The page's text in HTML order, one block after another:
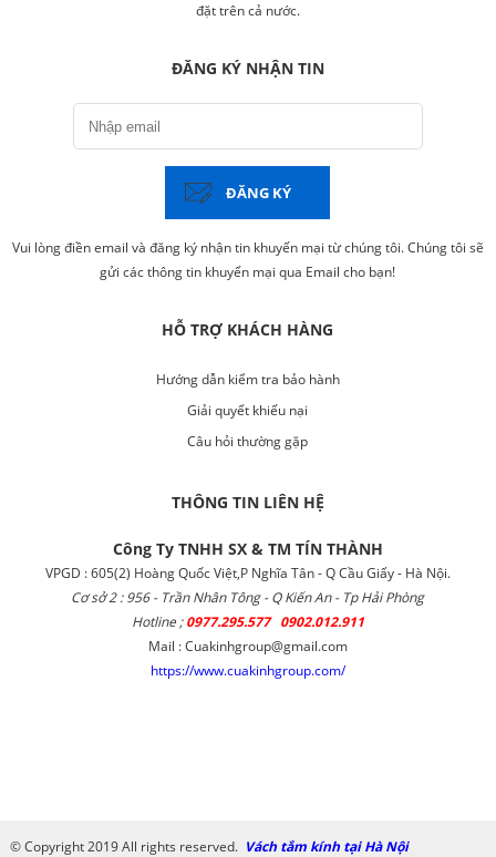
đặt trên cả nước.
ĐĂNG KÝ NHẬN TIN
ĐĂNG KÝ
Vui lòng điền email và đăng ký nhận tin khuyến mại từ chúng tôi. Chúng tôi sẽ
gửi các thông tin khuyến mại qua Email cho bạn!
HỖ TRỢ KHÁCH HÀNG
Hướng dẫn kiểm tra bảo hành
Giải quyết khiếu nại
Câu hỏi thường gặp
THÔNG TIN LIÊN HỆ
Công Ty TNHH SX & TM TÍN THÀNH
VPGD : 605(2) Hoàng Quốc Việt,P Nghĩa Tân - Q Cầu Giấy - Hà Nội.
Cơ sở 2 : 956 - Trần Nhân Tông - Q Kiến An - Tp Hải Phòng
Hotline ; 0977.295.577 0902.012.911
Mail : Cuakinhgroup@gmail.com
https://www.cuakinhgroup.com/
© Copyright 2019 All rights reserved.Vách tắm kính tại Hà Nội